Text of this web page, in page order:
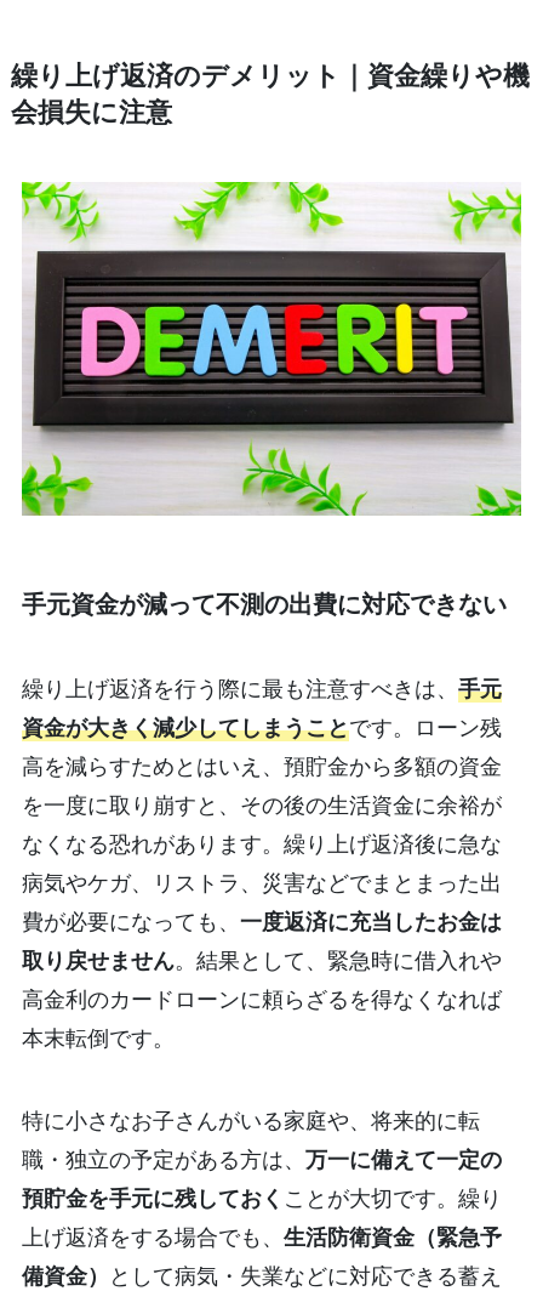
繰り上げ返済のデメリット｜資金繰りや機
会損失に注意
手元資金が減って不測の出費に対応できない
繰り上げ返済を行う際に最も注意すべきは、 手元
資金が大きく減少してしまうことです。ローン残
高を減らすためとはいえ、預貯金から多額の資金
を一度に取り崩すと、その後の生活資金に余裕が
なくなる恐れがあります。繰り上げ返済後に急な
病気やケガ、リストラ、災害などでまとまった出
費が必要になっても、 一度返済に充当したお金は
取り戻せません。結果として、緊急時に借入れや
高金利のカードローンに頼らざるを得なくなれば
本末転倒です。
特に小さなお子さんがいる家庭や、将来的に転
職・独立の予定がある方は、 万一に備えて一定の
預貯金を手元に残しておく ことが大切です。繰り
上げ返済をする場合でも、 生活防衛資金（緊急予
備資金） として病気・失業などに対応できる蓄え